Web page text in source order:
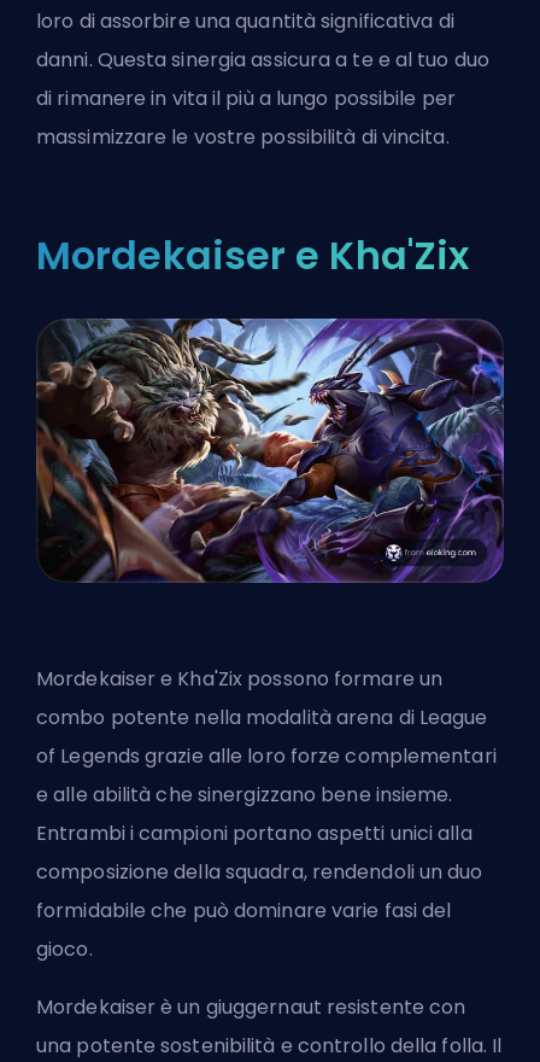
loro di assorbire una quantità significativa di
danni. Questa sinergia assicura a te e al tuo duo
di rimanere in vita il più a lungo possibile per
massimizzare le vostre possibilità di vincita.
Mordekaiser e Kha'Zix
Mordekaiser e Kha'Zix possono formare un
combo potente nella modalità arena di League
of Legends grazie alle loro forze complementari
e alle abilità che sinergizzano bene insieme.
Entrambi i campioni portano aspetti unici alla
composizione della squadra, rendendoli un duo
formidabile che può dominare varie fasi del
gioco.
Mordekaiser è un giuggernaut resistente con
una potente sostenibilità e controllo della folla. Il